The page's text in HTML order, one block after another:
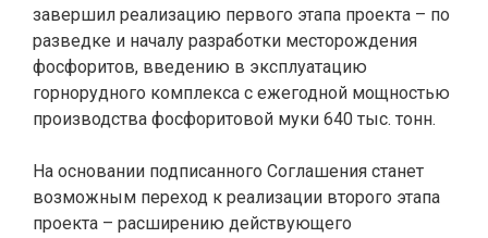
завершил реализацию первого этапа проекта – по
разведке и началу разработки месторождения
фосфоритов, введению в эксплуатацию
горнорудного комплекса с ежегодной мощностью
производства фосфоритовой муки 640 тыс. тонн.
На основании подписанного Соглашения станет
возможным переход к реализации второго этапа
проекта – расширению действующего